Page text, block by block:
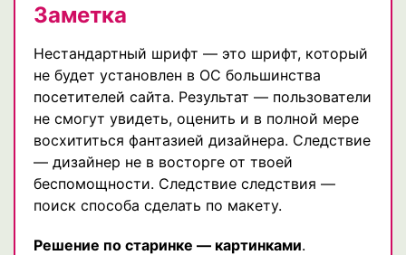
Заметка
Нестандартный шрифт — это шрифт, который
не будет установлен в ОС большинства
посетителей сайта. Результат — пользователи
не смогут увидеть, оценить и в полной мере
восхититься фантазией дизайнера. Следствие
— дизайнер не в восторге от твоей
беспомощности. Следствие следствия —
поиск способа сделать по макету.
Решение по старинке — картинками.